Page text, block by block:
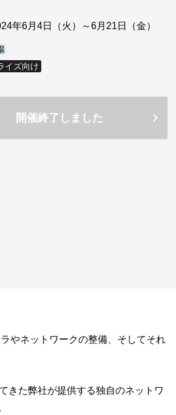
ブスクリプション
年6月4日（火）～6月21日（金）
イズ向け
開催終了しました
やネットワークの整備、そしてそれ
きた弊社が提供する独自のネットワ